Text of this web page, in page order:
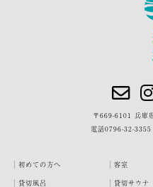
〒669-6101 兵庫
電話0796-32-3355
初めての方へ 客室
貸切風呂
貸切サウナ